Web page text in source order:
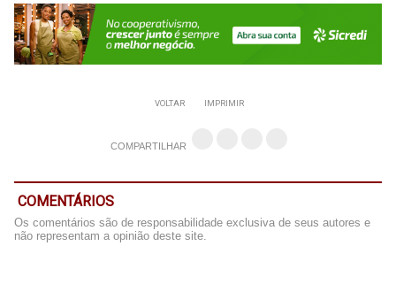
VOLTAR IMPRIMIR
COMPARTILHAR
COMENTÁRIOS
Os comentários são de responsabilidade exclusiva de seus autores e
não representam a opinião deste site.